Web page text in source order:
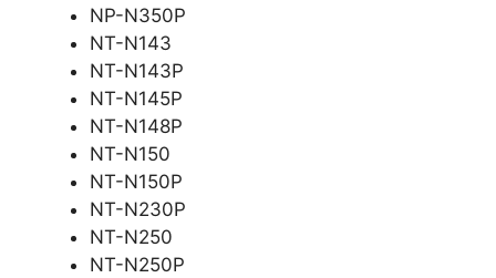
NP-N350P
NT-N143
NT-N143P
NT-N145P
NT-N148P
NT-N150
NT-N150P
NT-N230P
NT-N250
NT-N250P